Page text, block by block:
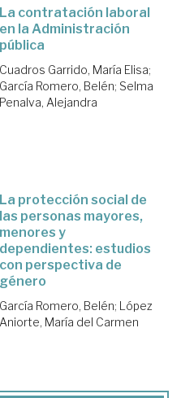
La contratación laboral
en la Administración
pública
Cuadros Garrido, María Elisa;
García Romero, Belén; Selma
Penalva, Alejandra
La protección social de
las personas mayores,
menores y
dependientes: estudios
con perspectiva de
género
García Romero, Belén; López
Aniorte, María del Carmen